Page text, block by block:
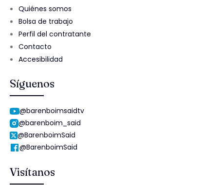
Quiénes somos
Bolsa de trabajo
Perfil del contratante
Contacto
Accesibilidad
Síguenos
@barenboimsaidtv
@barenboim_said
@BarenboimSaid
@BarenboimSaid
Visítanos